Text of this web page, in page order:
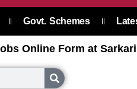
Govt. Schemes
Online Form at
Search